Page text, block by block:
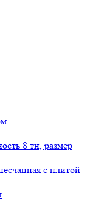
8 тн, размер
с плитой